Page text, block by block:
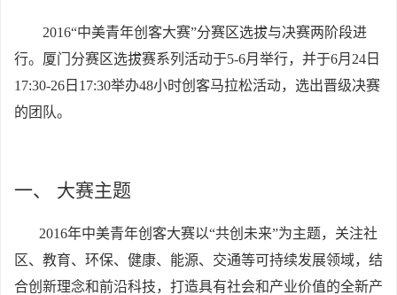
2016“中美青年创客大赛”分赛区选拔与决赛两阶段进
行。厦门分赛区选拔赛系列活动于5-6月举行，并于6月24日
17:30-26日17:30举办48小时创客马拉松活动，选出晋级决赛
的团队。
一、 大赛主题
2016年中美青年创客大赛以“共创未来”为主题，关注社
区、教育、环保、健康、能源、交通等可持续发展领域，结
合创新理念和前沿科技，打造具有社会和产业价值的全新产